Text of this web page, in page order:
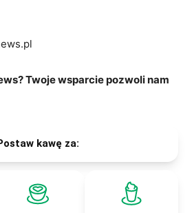
Twoje wsparcie pozwoli nam
kawę za: